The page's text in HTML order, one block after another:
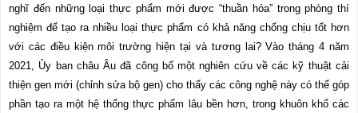
nghĩ đến những loại thực phẩm mới được “thuần hóa” trong phòng thí
nghiệm để tạo ra nhiều loại thực phẩm có khả năng chống chịu tốt hơn
với các điều kiện môi trường hiện tại và tương lai? Vào tháng 4 năm
2021, Ủy ban châu Âu đã công bố một nghiên cứu về các kỹ thuật cải
thiện gen mới (chỉnh sửa bộ gen) cho thấy các công nghệ này có thể góp
phần tạo ra một hệ thống thực phẩm lâu bền hơn, trong khuôn khổ các